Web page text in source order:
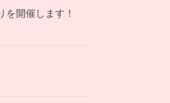
を開催します！